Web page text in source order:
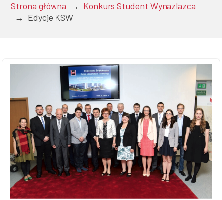
Strona główna → Konkurs Student Wynazlazca
→ Edycje KSW
Studenci
Doktoranci
Podyplomowe
Pracownicy